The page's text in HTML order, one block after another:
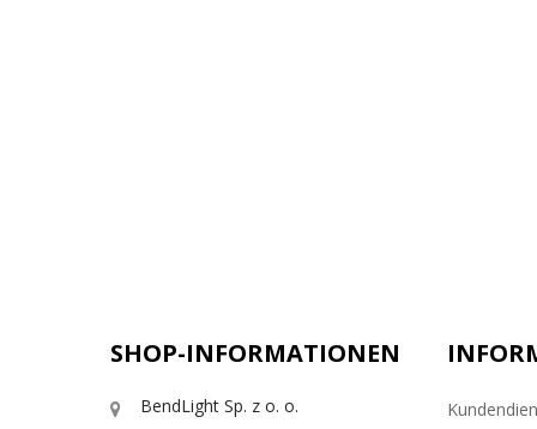
SHOP-INFORMATIONEN
BendLight Sp. z o. o.